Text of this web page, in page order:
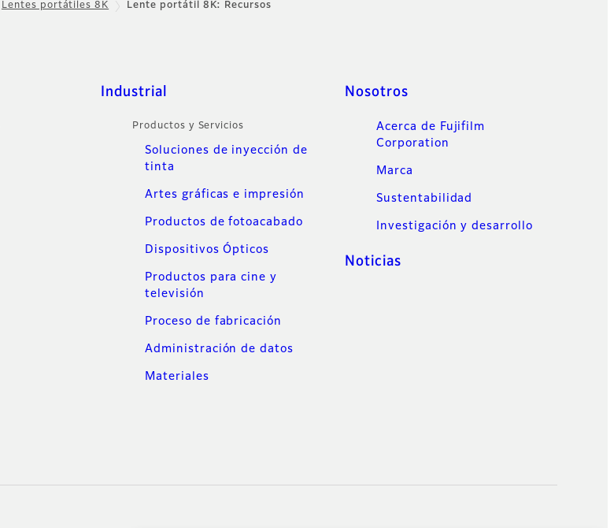
Lentes portátiles 8K Lente portátil 8K: Recursos
Industrial
Productos y Servicios
Soluciones de inyección de
tinta
Artes gráficas e impresión
Productos de fotoacabado
Dispositivos Ópticos
Productos para cine y
televisión
Proceso de fabricación
Administración de datos
Materiales
Nosotros
Acerca de Fujifilm
Corporation
Marca
Sustentabilidad
Investigación y desarrollo
Noticias